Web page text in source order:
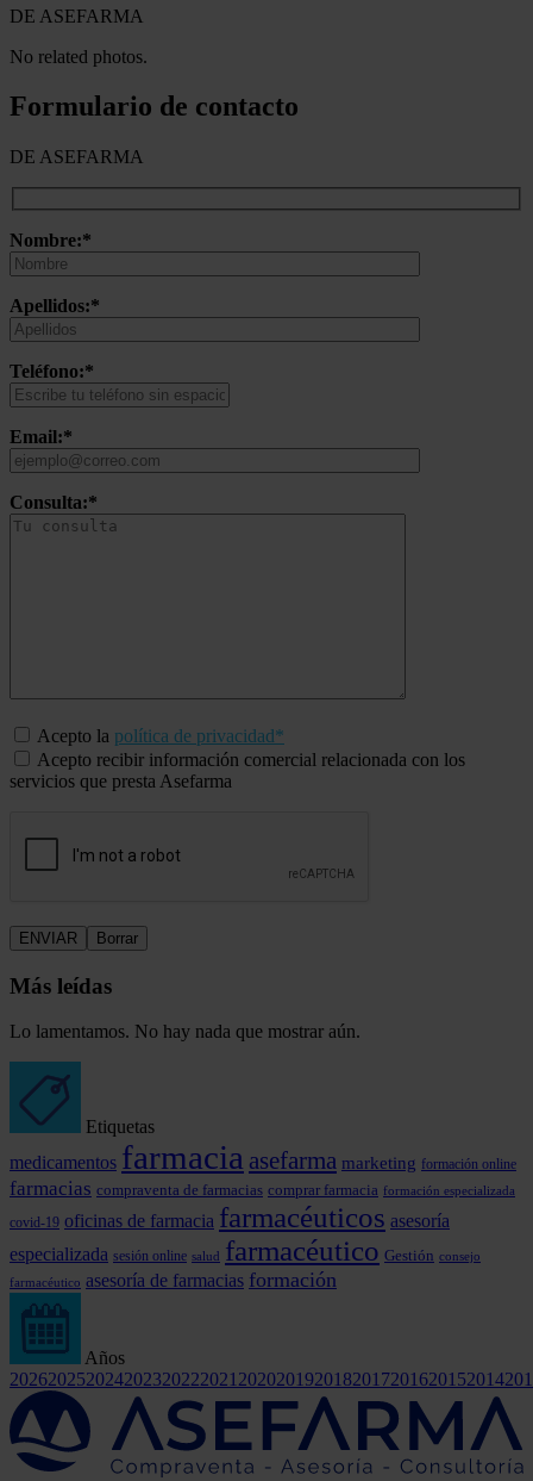
DE ASEFARMA
No related photos.
Formulario de contacto
DE ASEFARMA
Nombre:*
Apellidos:*
Teléfono:*
Email:*
Consulta:*
Acepto la política de privacidad*
Acepto recibir información comercial relacionada con los
servicios que presta Asefarma
Más leídas
Lo lamentamos. No hay nada que mostrar aún.
Etiquetas
medicamentos farmacia asefarma marketing formación online
farmacias compraventa de farmacias comprar farmacia formación especializada
covid-19 oficinas de farmacia farmacéuticos asesoría
especializada sesión online salud farmacéutico Gestión consejo
farmacéutico asesoría de farmacias formación
Años
202620252024202320222021 2020201920182017201620152014